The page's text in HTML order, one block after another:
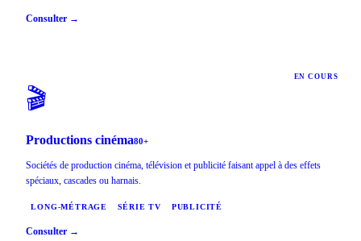
Consulter →
EN COURS
🎬
Productions cinéma80+
Sociétés de production cinéma, télévision et publicité faisant appel à des effets
spéciaux, cascades ou harnais.
LONG-MÉTRAGE SÉRIE TV PUBLICITÉ
Consulter →